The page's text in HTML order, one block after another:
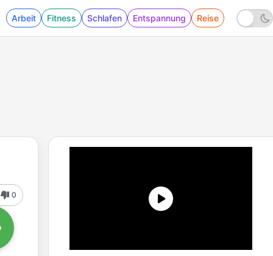
Arbeit Fitness Schlafen Entspannung Reise
0